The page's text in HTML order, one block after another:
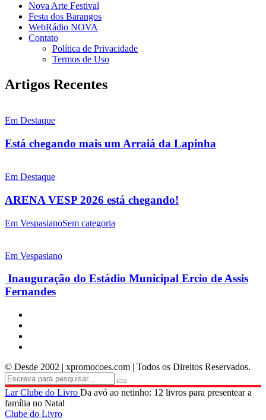
Nova Arte Festival
Festa dos Barangos
WebRádio NOVA
Contato
Política de Privacidade
Termos de Uso
Artigos Recentes
Em Destaque
Está chegando mais um Arraiá da Lapinha
Em Destaque
ARENA VESP 2026 está chegando!
Em VespasianoSem categoria
Em Vespasiano
Inauguração do Estádio Municipal Ercio de Assis
Fernandes
© Desde 2002 | xpromocoes.com | Todos os Direitos Reservados.
LarClube do Livro Da avó ao netinho: 12 livros para presentear a
família no Natal
Clube do Livro